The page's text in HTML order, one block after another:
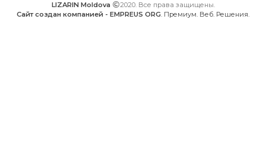
LIZARIN Moldova
2020. Все права защищены.
Сайт создан компанией - EMPREUS ORG. Премиум. Веб. Решения.